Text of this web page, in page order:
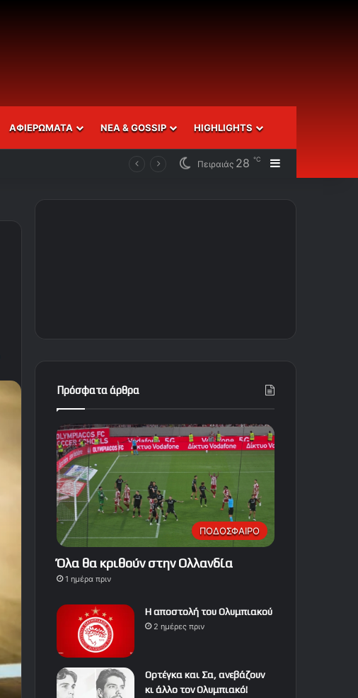
ΑΦΙΕΡΩΜΑΤΑ ΝΕΑ & GOSSIP HIGHLIGHTS
Πειραιάς 28 ℃ Sidebar
Πρόσφατα άρθρα
ΠΟΔΟΣΦΑΙΡΟ
Όλα θα κριθούν στην Ολλανδία
1 ημέρα πριν
Η αποστολή του Ολυμπιακού
2 ημέρες πριν
Ορτέγκα και Σα, ανεβάζουν
κι άλλο τον Ολυμπιακό!